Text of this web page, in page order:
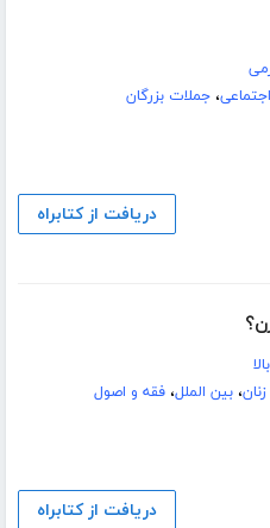
،جملات بزرگان
دریافت از کتابراه
،بین الملل،فقه و اصول
دریافت از کتابراه